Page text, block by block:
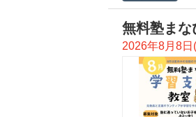
無料塾ま
2026年8月8